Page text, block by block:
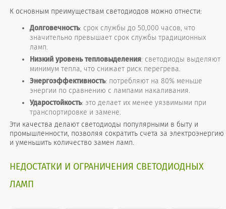
К основным преимуществам светодиодов можно отнести:
Долговечность: срок службы до 50,000 часов, что
значительно превышает срок службы традиционных
ламп.
Низкий уровень тепловыделения: светодиоды выделяют
минимум тепла, что снижает риск перегрева.
Энергоэффективность: потребляют на 80% меньше
энергии по сравнению с лампами накаливания.
Ударостойкость: это делает их менее уязвимыми при
транспортировке и замене.
Эти качества делают светодиоды популярными в быту и
промышленности, позволяя сократить счета за электроэнергию
и уменьшить количество замен ламп.
НЕДОСТАТКИ И ОГРАНИЧЕНИЯ СВЕТОДИОДНЫХ
ЛАМП